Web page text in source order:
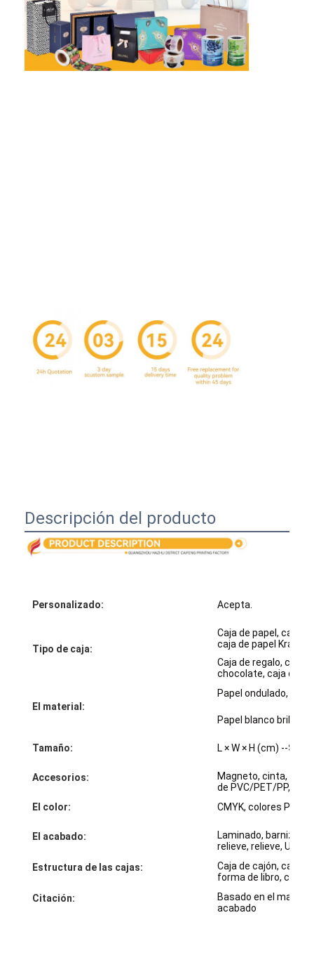
Visita a la fábrica
Noticias
Impresión de cajas de embalaje
Caja de embalaje de electrónica
Descripción del producto
Personalizado: Acepta.
Tipo de caja:
Caja de papel, caja
caja de papel Kraft,
Caja de regalo, caja
chocolate, caja de
El material:
Papel ondulado,
Papel blanco
Tamaño: L × W × H (cm) --
Accesorios:
Magneto, cinta,
de PVC/PET/PP, etc.
El color:
CMYK, colores
El acabado:
Laminado,
relieve, relieve, UV /
Estructura de las cajas:
Caja de cajón, caja
forma de libro, caja
Citación:
Basado en el
acabado